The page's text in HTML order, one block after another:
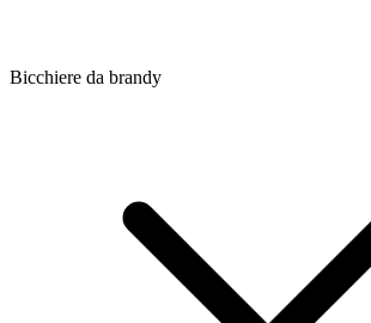
Bicchiere da brandy